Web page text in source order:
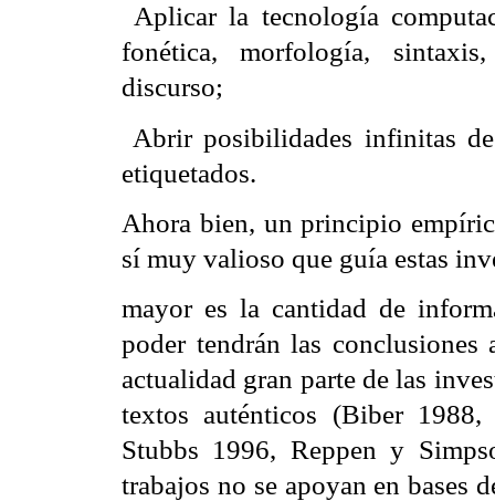
 Aplicar la tecnología
fonética, morfología,
discurso;
 Abrir posibilidades infinitas
etiquetados.
Ahora bien, un principio
sí muy valioso que guía estas
mayor es la cantidad de
poder tendrán las
actualidad gran parte de las
textos auténticos (Biber
Stubbs 1996, Reppen y
trabajos no se apoyan en bases